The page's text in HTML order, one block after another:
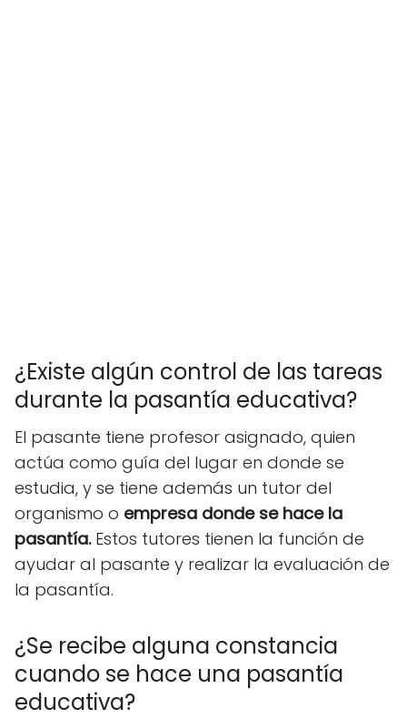
¿Existe algún control de las tareas
durante la pasantía educativa?
El pasante tiene profesor asignado, quien
actúa como guía del lugar en donde se
estudia, y se tiene además un tutor del
organismo o empresa donde se hace la
pasantía.Estos tutores tienen la función de
ayudar al pasante y realizar la evaluación de
la pasantía.
¿Se recibe alguna constancia
cuando se hace una pasantía
educativa?